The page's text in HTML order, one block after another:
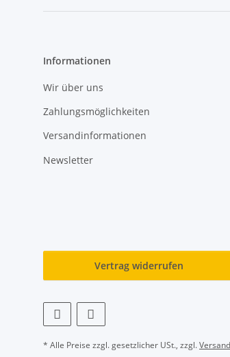
Informationen
Wir über uns
Zahlungsmöglichkeiten
Versandinformationen
Newsletter
Vertrag widerrufen
* Alle Preise zzgl. gesetzlicher USt., zzgl.Versand